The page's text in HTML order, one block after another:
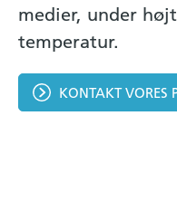
medier, under
temperatur.
KONTAKT VORES